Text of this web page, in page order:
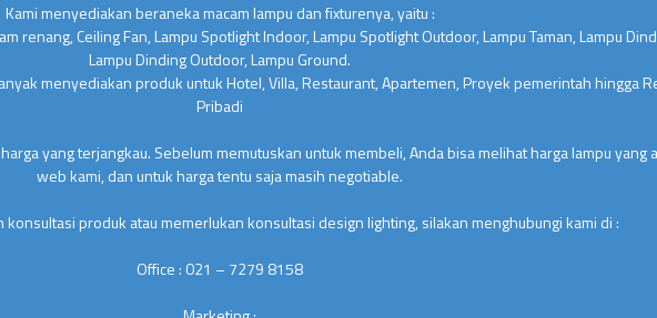
Kami menyediakan beraneka macam lampu dan fixturenya, yaitu :
renang, Ceiling Fan, Lampu Spotlight Indoor, Lampu Spotlight Outdoor, Lampu Taman, Lampu
Lampu Dinding Outdoor, Lampu Ground.
menyediakan produk untuk Hotel, Villa, Restaurant, Apartemen, Proyek pemerintah hingga
Pribadi
yang terjangkau. Sebelum memutuskan untuk membeli, Anda bisa melihat harga lampu yang
web kami, dan untuk harga tentu saja masih negotiable.
konsultasi produk atau memerlukan konsultasi design lighting, silakan menghubungi kami di :
Office : 021 – 7279 8158